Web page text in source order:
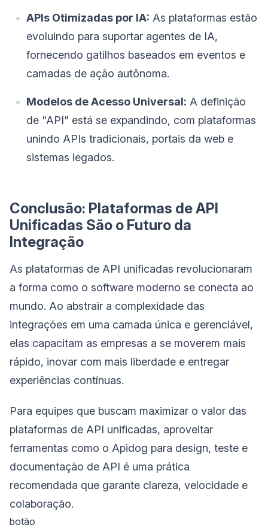
APIs Otimizadas por IA: As plataformas estão
evoluindo para suportar agentes de IA,
fornecendo gatilhos baseados em eventos e
camadas de ação autônoma.
Modelos de Acesso Universal: A definição
de "API" está se expandindo, com plataformas
unindo APIs tradicionais, portais da web e
sistemas legados.
Conclusão: Plataformas de API
Unificadas São o Futuro da
Integração
As plataformas de API unificadas revolucionaram
a forma como o software moderno se conecta ao
mundo. Ao abstrair a complexidade das
integrações em uma camada única e gerenciável,
elas capacitam as empresas a se moverem mais
rápido, inovar com mais liberdade e entregar
experiências contínuas.
Para equipes que buscam maximizar o valor das
plataformas de API unificadas, aproveitar
ferramentas como o Apidog para design, teste e
documentação de API é uma prática
recomendada que garante clareza, velocidade e
colaboração.
botão